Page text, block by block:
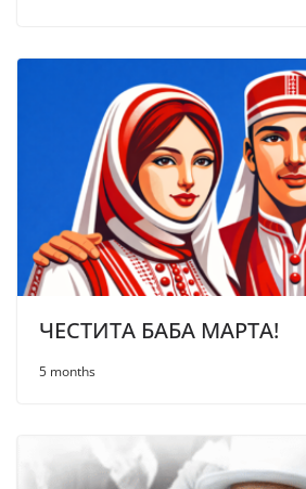
ЧЕСТИТА БАБА МАРТА!
5 months